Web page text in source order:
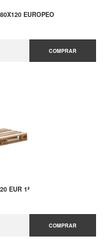
EUROPEO
COMPRAR
EUR 1ª
COMPRAR